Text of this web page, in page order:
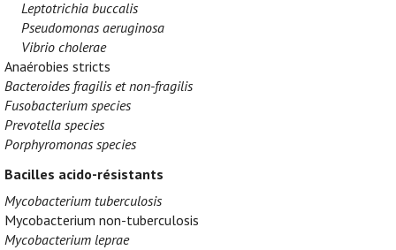
Leptotrichia buccalis
Pseudomonas aeruginosa
Vibrio cholerae
Anaérobies stricts
Bacteroides fragilis et non-fragilis
Fusobacterium species
Prevotella species
Porphyromonas species
Bacilles acido-résistants
Mycobacterium tuberculosis
Mycobacterium non-tuberculosis
Mycobacterium leprae